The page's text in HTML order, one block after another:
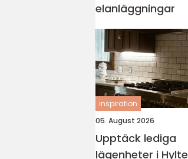
elanläggningar
inspiration
05. August 2026
Upptäck lediga
lägenheter i Hylte